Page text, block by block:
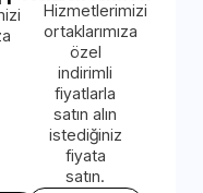
Hizmetlerimizi
ortaklarımıza
özel
indirimli
fiyatlarla
satın alın
istediğiniz
fiyata
satın.